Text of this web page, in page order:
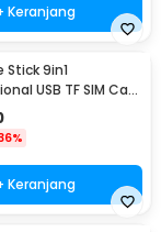
Keranjang
Stick 9in1
USB TF SIM Card
- DC516B
Keranjang